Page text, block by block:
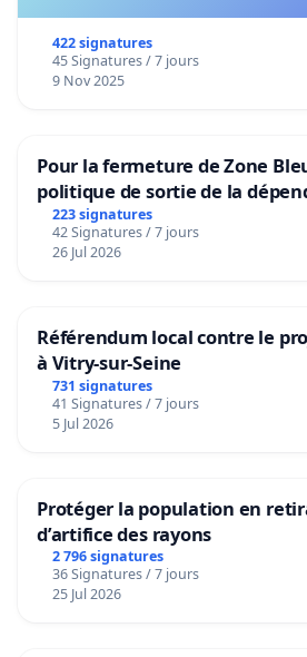
422 signatures
45 Signatures / 7 jours
9 Nov 2025
Pour la fermeture de Zone
politique de sortie de la
223 signatures
42 Signatures / 7 jours
26 Jul 2026
Référendum local contre le
à Vitry-sur-Seine
731 signatures
41 Signatures / 7 jours
5 Jul 2026
Protéger la population en
d’artifice des rayons
2 796 signatures
36 Signatures / 7 jours
25 Jul 2026